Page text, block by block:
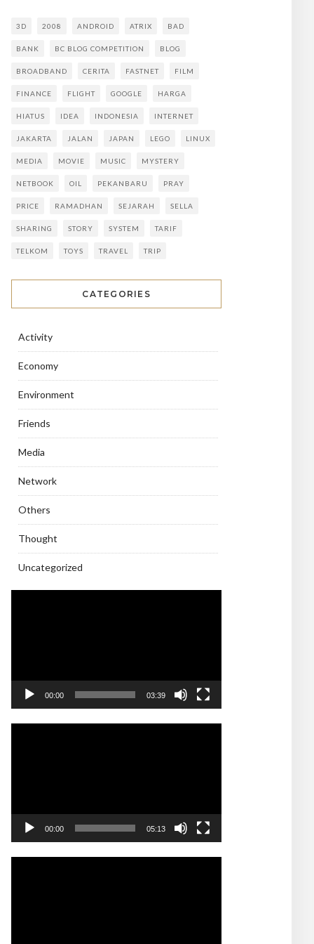
3D 2008 ANDROID ATRIX BAD
BANK BC BLOG COMPETITION BLOG
BROADBAND CERITA FASTNET FILM
FINANCE FLIGHT GOOGLE HARGA
HIATUS IDEA INDONESIA INTERNET
JAKARTA JALAN JAPAN LEGO LINUX
MEDIA MOVIE MUSIC MYSTERY
NETBOOK OIL PEKANBARU PRAY
PRICE RAMADHAN SEJARAH SELLA
SHARING STORY SYSTEM TARIF
TELKOM TOYS TRAVEL TRIP
CATEGORIES
Activity
Economy
Environment
Friends
Media
Network
Others
Thought
Uncategorized
00:00 03:39
00:00 05:13